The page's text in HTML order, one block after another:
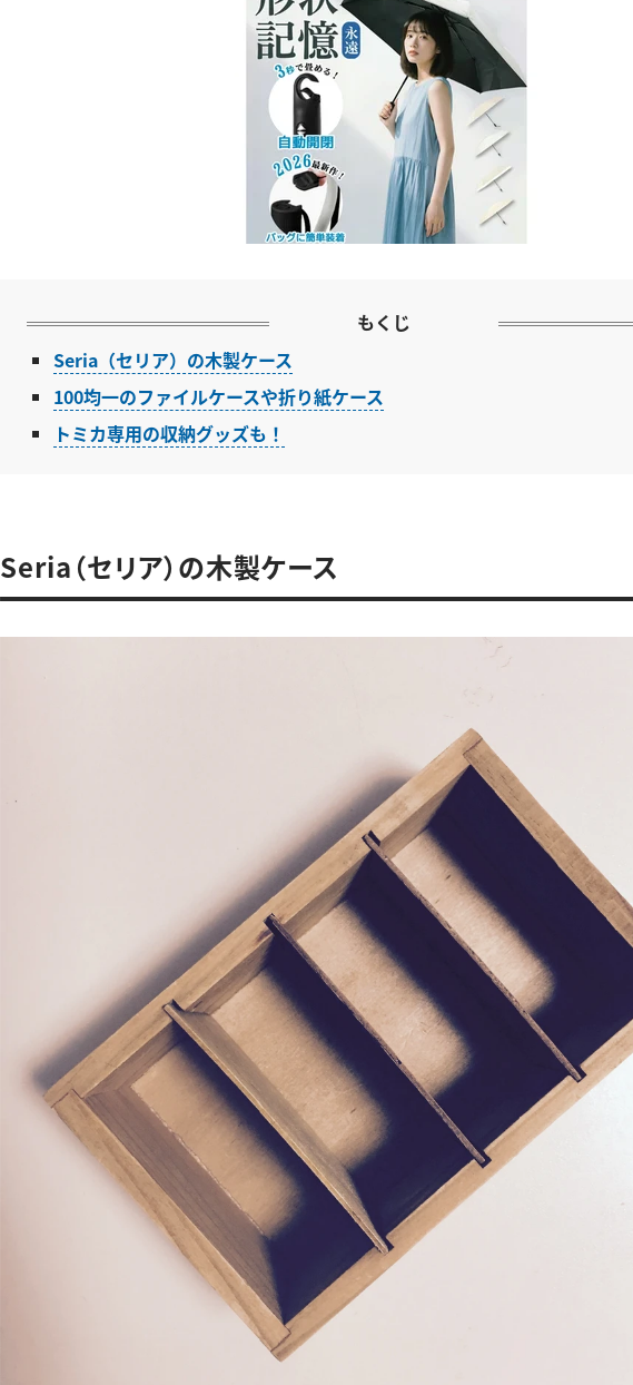
もくじ
Seria（セリア）の木製ケース
100均一のファイルケースや折り紙ケース
トミカ専用の収納グッズも！
Seria（セリア）の木製ケース